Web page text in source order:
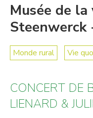
Musée de
Steenwerck
Monde rural Vie
CONCERT DE
LIENARD &